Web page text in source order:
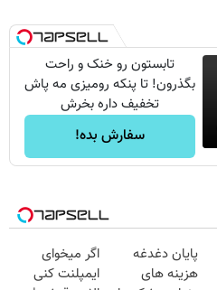
تابستون رو خنک و راحت
بگذرون! تا پنکه رومیزی مه پاش
تخفیف داره بخرش
سفارش بده!
پایان دغدغه
هزینه های
اگر میخوای
ایمپلنت کنی